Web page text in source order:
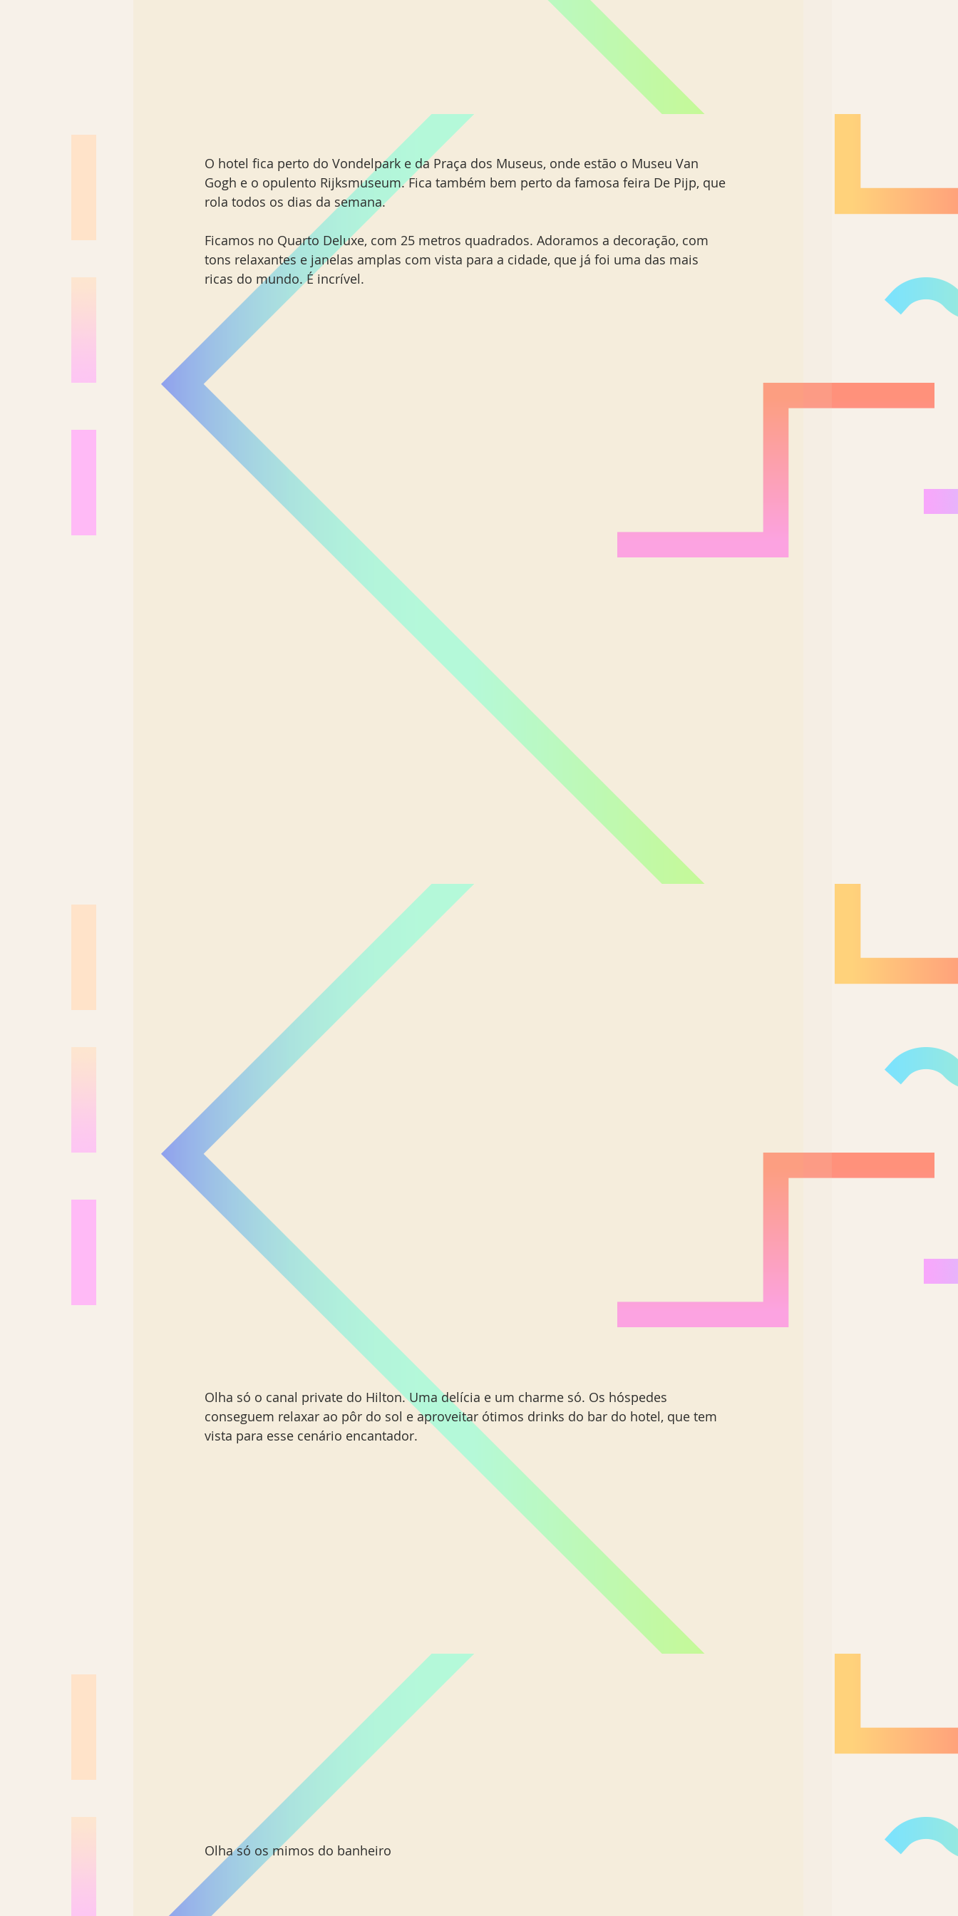
O hotel fica perto do Vondelpark e da Praça dos Museus, onde estão o Museu Van
Gogh e o opulento Rijksmuseum. Fica também bem perto da famosa feira De Pijp, que
rola todos os dias da semana.
Ficamos no Quarto Deluxe, com 25 metros quadrados. Adoramos a decoração, com
tons relaxantes e janelas amplas com vista para a cidade, que já foi uma das mais
ricas do mundo. É incrível.
Olha só o canal private do Hilton. Uma delícia e um charme só. Os hóspedes
conseguem relaxar ao pôr do sol e aproveitar ótimos drinks do bar do hotel, que tem
vista para esse cenário encantador.
Olha só os mimos do banheiro